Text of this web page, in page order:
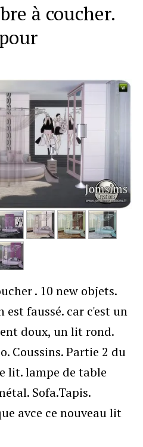
à coucher.
. 10 new objets.
faussé. car c'est un
doux, un lit rond.
Coussins. Partie 2 du
lit. lampe de table
Sofa.Tapis.
avce ce nouveau lit